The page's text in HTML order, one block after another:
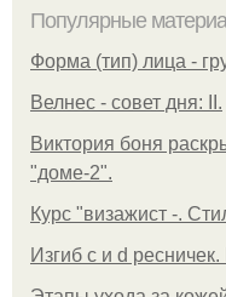
Популярные
Форма (тип) лица -
Велнес - совет дня: II.
Виктория боня
"доме-2".
Курс "визажист -.
Изгиб c и d